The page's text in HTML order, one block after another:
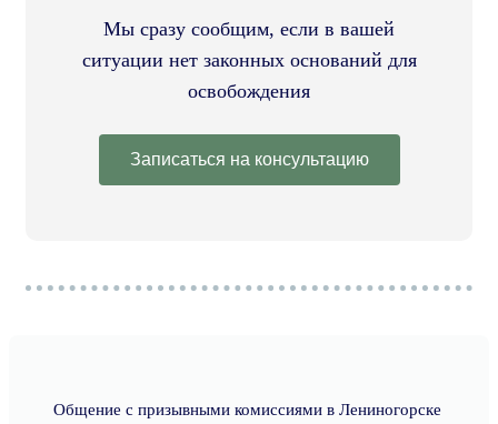
Мы сразу сообщим, если в вашей
ситуации нет законных оснований для
освобождения
Записаться на консультацию
Общение с призывными комиссиями в Лениногорске